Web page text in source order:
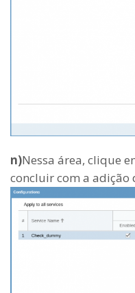
n)Nessa área, clique
concluir com a adição